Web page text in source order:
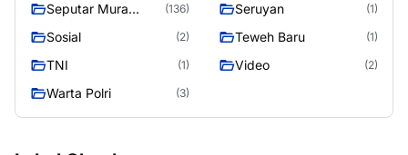
Seputar Mura
(136) Seruyan (1)
Sosial (2) Teweh Baru (1)
TNI (1) Video (2)
Warta Polri (3)